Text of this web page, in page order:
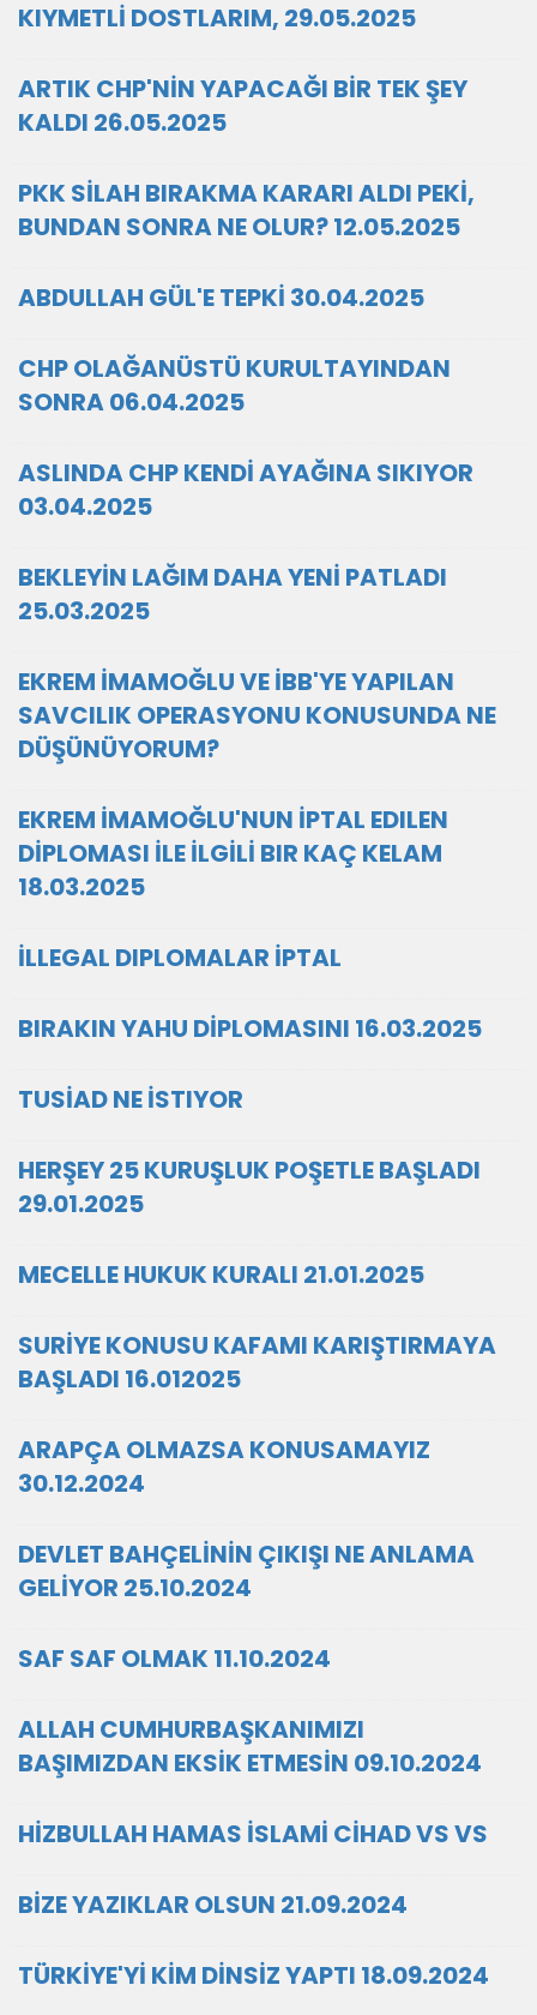
KIYMETLİ DOSTLARIM, 29.05.2025
ARTIK CHP'NİN YAPACAĞI BİR TEK ŞEY
KALDI 26.05.2025
PKK SİLAH BIRAKMA KARARI ALDI PEKİ,
BUNDAN SONRA NE OLUR? 12.05.2025
ABDULLAH GÜL'E TEPKİ 30.04.2025
CHP OLAĞANÜSTÜ KURULTAYINDAN
SONRA 06.04.2025
ASLINDA CHP KENDİ AYAĞINA SIKIYOR
03.04.2025
BEKLEYİN LAĞIM DAHA YENİ PATLADI
25.03.2025
EKREM İMAMOĞLU VE İBB'YE YAPILAN
SAVCILIK OPERASYONU KONUSUNDA NE
DÜŞÜNÜYORUM?
EKREM İMAMOĞLU'NUN İPTAL EDILEN
DİPLOMASI İLE İLGİLİ BIR KAÇ KELAM
18.03.2025
İLLEGAL DIPLOMALAR İPTAL
BIRAKIN YAHU DİPLOMASINI 16.03.2025
TUSİAD NE İSTIYOR
HERŞEY 25 KURUŞLUK POŞETLE BAŞLADI
29.01.2025
MECELLE HUKUK KURALI 21.01.2025
SURİYE KONUSU KAFAMI KARIŞTIRMAYA
BAŞLADI 16.012025
ARAPÇA OLMAZSA KONUSAMAYIZ
30.12.2024
DEVLET BAHÇELİNİN ÇIKIŞI NE ANLAMA
GELİYOR 25.10.2024
SAF SAF OLMAK 11.10.2024
ALLAH CUMHURBAŞKANIMIZI
BAŞIMIZDAN EKSİK ETMESİN 09.10.2024
HİZBULLAH HAMAS İSLAMİ CİHAD VS VS
BİZE YAZIKLAR OLSUN 21.09.2024
TÜRKİYE'Yİ KİM DİNSİZ YAPTI 18.09.2024